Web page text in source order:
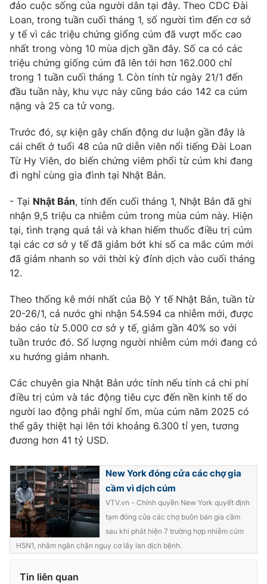
đảo cuộc sống của người dân tại đây. Theo CDC Đài
Loan, trong tuần cuối tháng 1, số người tìm đến cơ sở
y tế vì các triệu chứng giống cúm đã vượt mốc cao
nhất trong vòng 10 mùa dịch gần đây. Số ca có các
triệu chứng giống cúm đã lên tới hơn 162.000 chỉ
trong 1 tuần cuối tháng 1. Còn tính từ ngày 21/1 đến
đầu tuần này, khu vực này cũng báo cáo 142 ca cúm
nặng và 25 ca tử vong.
Trước đó, sự kiện gây chấn động dư luận gần đây là
cái chết ở tuổi 48 của nữ diễn viên nổi tiếng Đài Loan
Từ Hy Viên, do biến chứng viêm phổi từ cúm khi đang
đi nghỉ cùng gia đình tại Nhật Bản.
- Tại Nhật Bản, tính đến cuối tháng 1, Nhật Bản đã ghi
nhận 9,5 triệu ca nhiễm cúm trong mùa cúm này. Hiện
tại, tình trạng quá tải và khan hiếm thuốc điều trị cúm
tại các cơ sở y tế đã giảm bớt khi số ca mắc cúm mới
đã giảm nhanh so với thời kỳ đỉnh dịch vào cuối tháng
12.
Theo thống kê mới nhất của Bộ Y tế Nhật Bản, tuần từ
20-26/1, cả nước ghi nhận 54.594 ca nhiễm mới, được
báo cáo từ 5.000 cơ sở y tế, giảm gần 40% so với
tuần trước đó. Số lượng người nhiễm cúm mới đang có
xu hướng giảm nhanh.
Các chuyên gia Nhật Bản ước tính nếu tính cả chi phí
điều trị cúm và tác động tiêu cực đến nền kinh tế do
người lao động phải nghỉ ốm, mùa cúm năm 2025 có
thể gây thiệt hại lên tới khoảng 6.300 tỉ yen, tương
đương hơn 41 tỷ USD.
New York đóng cửa các chợ gia
cầm vì dịch cúm
VTV.vn - Chính quyền New York quyết định
tạm đóng cửa các chợ buôn bán gia cầm
sau khi phát hiện 7 trường hợp nhiễm cúm
H5N1, nhằm ngăn chặn nguy cơ lây lan dịch bệnh.
Tin liên quan